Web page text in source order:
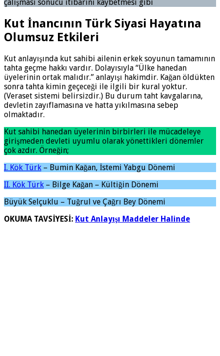
çalışması sonucu itibarını kaybetmesi gibi
Kut İnancının Türk Siyasi Hayatına
Olumsuz Etkileri
Kut anlayışında kut sahibi ailenin erkek soyunun tamamının
tahta geçme hakkı vardır. Dolayısıyla “Ülke hanedan
üyelerinin ortak malıdır.” anlayışı hakimdir. Kağan öldükten
sonra tahta kimin geçeceği ile ilgili bir kural yoktur.
(Veraset sistemi belirsizdir.) Bu durum taht kavgalarına,
devletin zayıflamasına ve hatta yıkılmasına sebep
olmaktadır.
Kut sahibi hanedan üyelerinin birbirleri ile mücadeleye
girişmeden devleti uyumlu olarak yönettikleri dönemler
çok azdır. Örneğin;
I. Kök Türk – Bumin Kağan, İstemi Yabgu Dönemi
II. Kök Türk – Bilge Kağan – Kültiğin Dönemi
Büyük Selçuklu – Tuğrul ve Çağrı Bey Dönemi
OKUMA TAVSİYESİ: Kut Anlayışı Maddeler Halinde